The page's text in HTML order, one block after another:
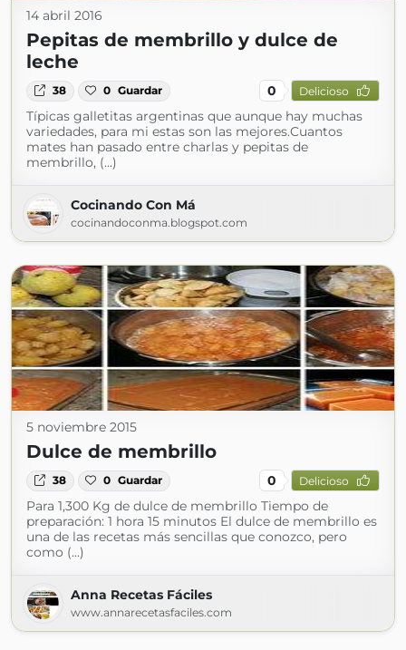
14 abril 2016
Pepitas de membrillo y dulce de
leche
38 0 Guardar 0 Delicioso
Típicas galletitas argentinas que aunque hay muchas
variedades, para mi estas son las mejores.Cuantos
mates han pasado entre charlas y pepitas de
membrillo, (...)
Cocinando Con Má
cocinandoconma.blogspot.com
5 noviembre 2015
Dulce de membrillo
38 0 Guardar 0 Delicioso
Para 1,300 Kg de dulce de membrillo Tiempo de
preparación: 1 hora 15 minutos El dulce de membrillo es
una de las recetas más sencillas que conozco, pero
como (...)
Anna Recetas Fáciles
www.annarecetasfaciles.com